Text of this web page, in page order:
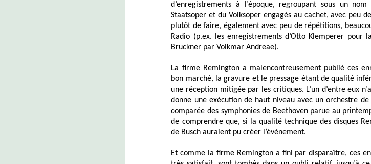
d’enregistrements à l’époque, regroupant sous un
Staatsoper et du Volksoper engagés au cachet, avec peu
plutôt de faire, également avec peu de répétitions,
Radio (p.ex. les enregistrements d’Otto Klemperer pour
Bruckner par Volkmar Andreae).
La firme Remington a malencontreusement publié ces
bon marché, la gravure et le pressage étant de qualité
une réception mitigée par les critiques. L’un d’entre eux
donne une exécution de haut niveau avec un orchestre
comparée des symphonies de Beethoven parue au
de comprendre que, si la qualité technique des disques
de Busch auraient pu créer l’événement.
Et comme la firme Remington a fini par disparaître, ces